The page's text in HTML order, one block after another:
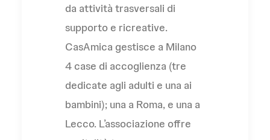
da attività trasversali di
supporto e ricreative.
CasAmica gestisce a Milano
4 case di accoglienza (tre
dedicate agli adulti e una ai
bambini); una a Roma, e una a
Lecco. L’associazione offre